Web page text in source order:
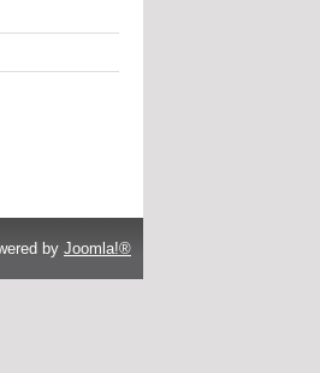
by Joomla!®